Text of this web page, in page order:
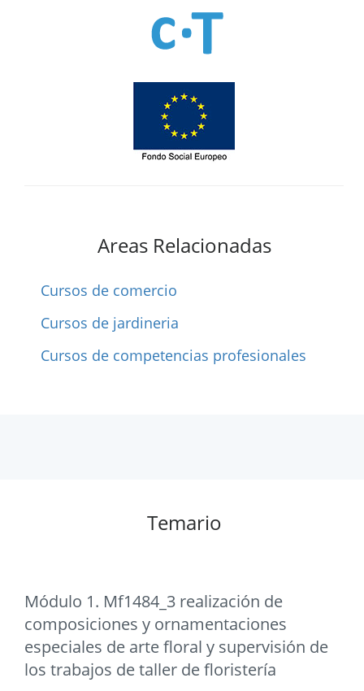
Areas Relacionadas
Cursos de comercio
Cursos de jardineria
Cursos de competencias profesionales
Temario
Módulo 1. Mf1484_3 realización de
composiciones y ornamentaciones
especiales de arte floral y supervisión de
los trabajos de taller de floristería